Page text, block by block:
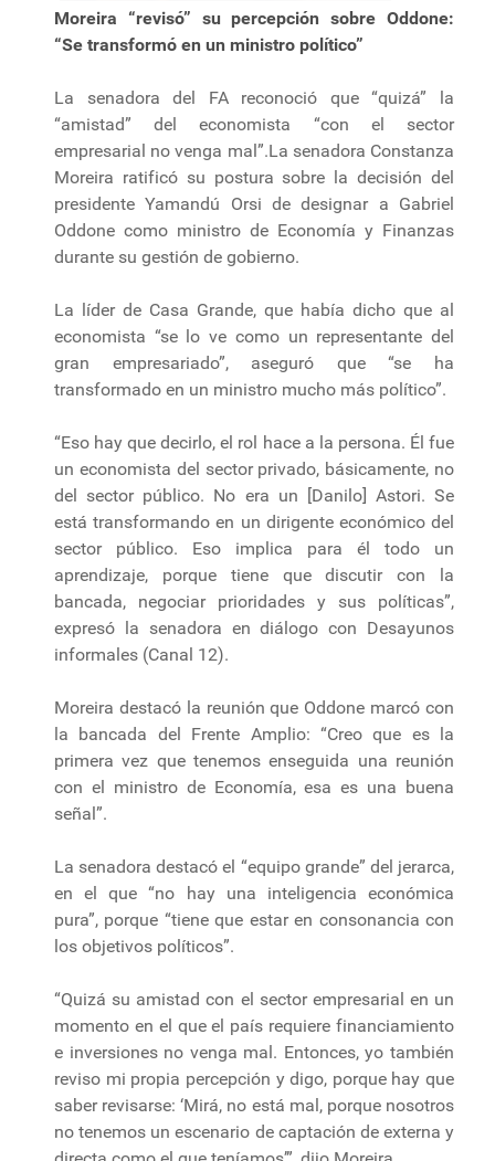
Moreira “revisó” su percepción sobre Oddone:
“Se transformó en un ministro político”
La senadora del FA reconoció que “quizá” la
“amistad” del economista “con el sector
empresarial no venga mal”.La senadora Constanza
Moreira ratificó su postura sobre la decisión del
presidente Yamandú Orsi de designar a Gabriel
Oddone como ministro de Economía y Finanzas
durante su gestión de gobierno.
La líder de Casa Grande, que había dicho que al
economista “se lo ve como un representante del
gran empresariado”, aseguró que “se ha
transformado en un ministro mucho más político”.
“Eso hay que decirlo, el rol hace a la persona. Él fue
un economista del sector privado, básicamente, no
del sector público. No era un [Danilo] Astori. Se
está transformando en un dirigente económico del
sector público. Eso implica para él todo un
aprendizaje, porque tiene que discutir con la
bancada, negociar prioridades y sus políticas”,
expresó la senadora en diálogo con Desayunos
informales (Canal 12).
Moreira destacó la reunión que Oddone marcó con
la bancada del Frente Amplio: “Creo que es la
primera vez que tenemos enseguida una reunión
con el ministro de Economía, esa es una buena
señal”.
La senadora destacó el “equipo grande” del jerarca,
en el que “no hay una inteligencia económica
pura”, porque “tiene que estar en consonancia con
los objetivos políticos”.
“Quizá su amistad con el sector empresarial en un
momento en el que el país requiere financiamiento
e inversiones no venga mal. Entonces, yo también
reviso mi propia percepción y digo, porque hay que
saber revisarse: ‘Mirá, no está mal, porque nosotros
no tenemos un escenario de captación de externa y